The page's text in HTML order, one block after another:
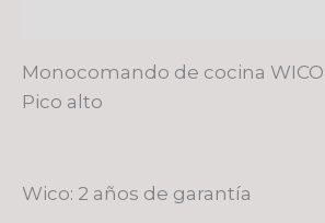
Monocomando de cocina
Pico alto
Wico: 2 años de garantía